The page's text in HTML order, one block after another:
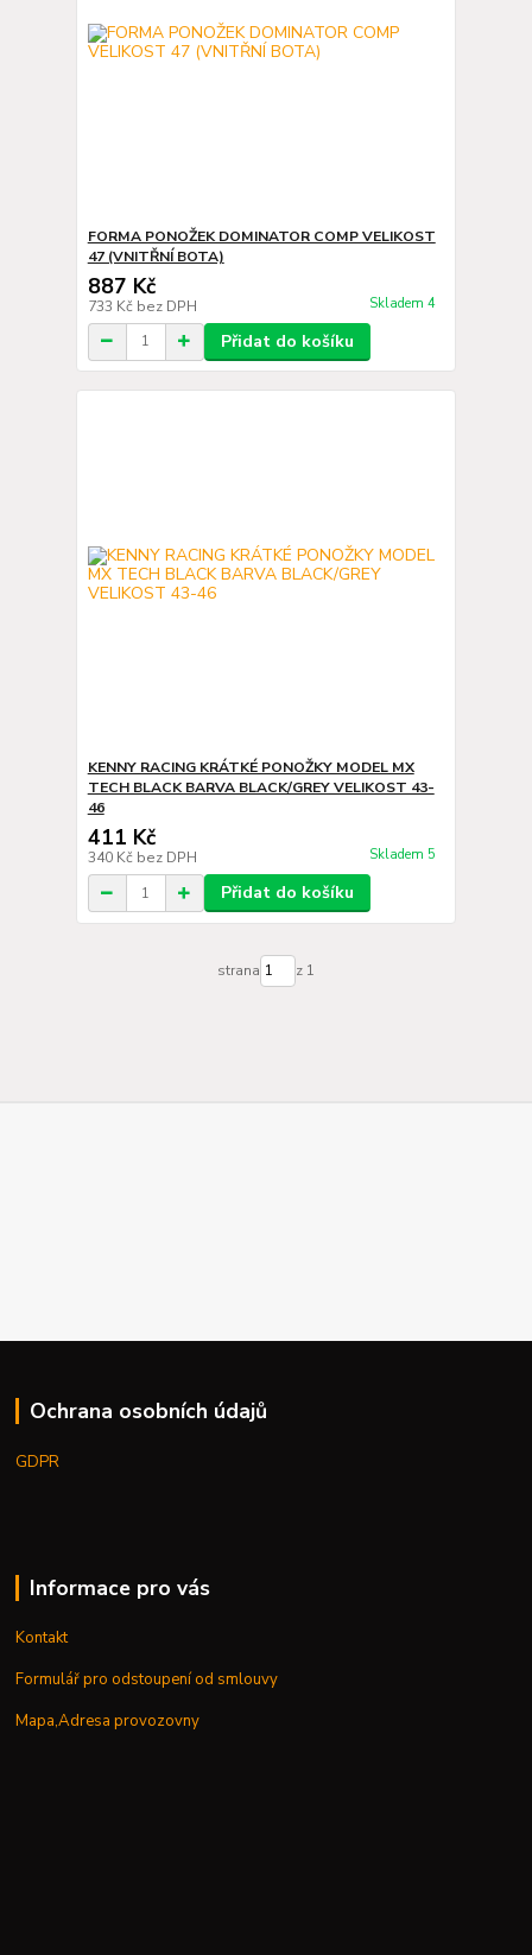
FORMA PONOŽEK DOMINATOR COMP VELIKOST
47 (VNITŘNÍ BOTA)
887 Kč
733 Kč bez DPH Skladem 4
Přidat do košíku
KENNY RACING KRÁTKÉ PONOŽKY MODEL MX
TECH BLACK BARVA BLACK/GREY VELIKOST 43-
46
411 Kč
340 Kč bez DPH Skladem 5
Přidat do košíku
strana z 1
Ochrana osobních údajů
GDPR
Informace pro vás
Kontakt
Formulář pro odstoupení od smlouvy
Mapa,Adresa provozovny